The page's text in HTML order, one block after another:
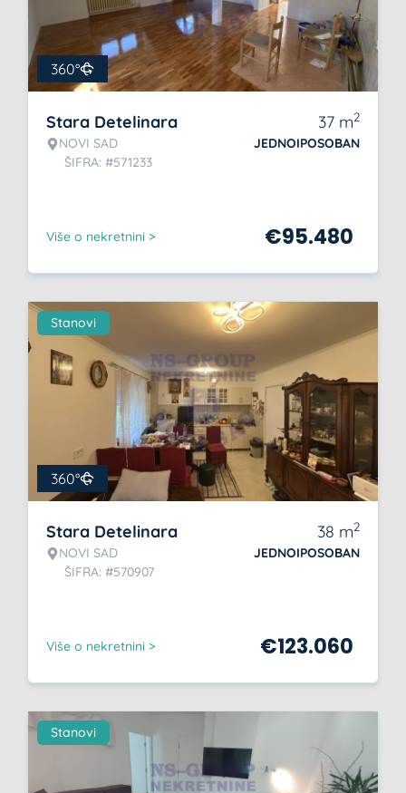
360°
Stara Detelinara
NOVI SAD
ŠIFRA: #571233
37 m2
JEDNOIPOSOBAN
Više o nekretnini > €95.480
Stanovi
360°
Stara Detelinara
NOVI SAD
ŠIFRA: #570907
38 m2
JEDNOIPOSOBAN
Više o nekretnini > €123.060
Stanovi